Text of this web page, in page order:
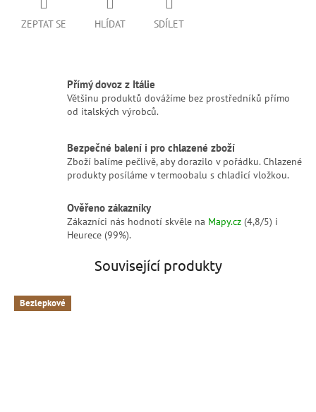
ZEPTAT SE HLÍDAT SDÍLET
Přímý dovoz z Itálie
Většinu produktů dovážíme bez prostředníků přímo
od italských výrobců.
Bezpečné balení i pro chlazené zboží
Zboží balíme pečlivě, aby dorazilo v pořádku. Chlazené
produkty posíláme v termoobalu s chladicí vložkou.
Ověřeno zákazníky
Zákazníci nás hodnotí skvěle na Mapy.cz (4,8/5) i
Heurece (99%).
Související produkty
Bezlepkové